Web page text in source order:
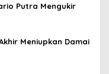
Putra Mengukir
Meniupkan Damai